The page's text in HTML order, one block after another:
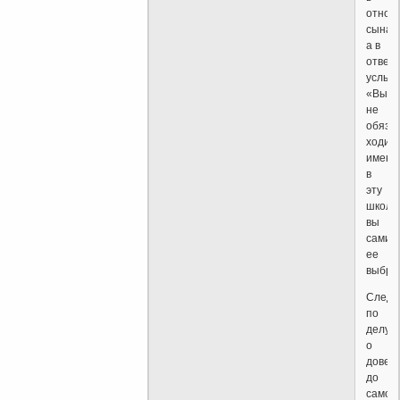
сына,
а в
ответ
«Вы
не
ходить
в
эту
школу,
вы
сами
ее
по
делу
о
до